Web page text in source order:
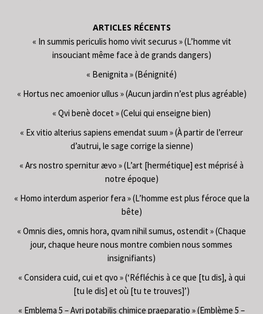
ARTICLES RÉCENTS
« In summis periculis homo vivit securus » (L’homme vit
insouciant même face à de grands dangers)
« Benignita » (Bénignité)
« Hortus nec amoenior ullus » (Aucun jardin n’est plus agréable)
« Qvi benè docet » (Celui qui enseigne bien)
« Ex vitio alterius sapiens emendat suum » (À partir de l’erreur
d’autrui, le sage corrige la sienne)
« Ars nostro spernitur ævo » (L’art [hermétique] est méprisé à
notre époque)
« Homo interdum asperior fera » (L’homme est plus féroce que la
bête)
« Omnis dies, omnis hora, qvam nihil sumus, ostendit » (Chaque
jour, chaque heure nous montre combien nous sommes
insignifiants)
« Considera cuid, cui et qvo » (‘Réfléchis à ce que [tu dis], à qui
[tu le dis] et où [tu te trouves]’)
« Emblema 5 – Avri potabilis chimice praeparatio » (Emblème 5 –